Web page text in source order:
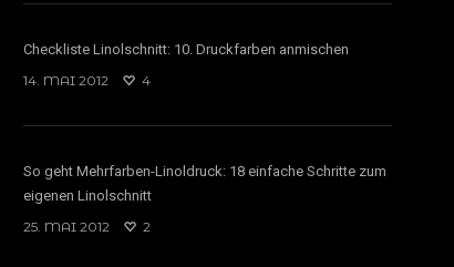
Checkliste Linolschnitt: 10. Druckfarben anmischen
14. MAI 2012
4
So geht Mehrfarben-Linoldruck: 18 einfache Schritte zum
eigenen Linolschnitt
25. MAI 2012
2